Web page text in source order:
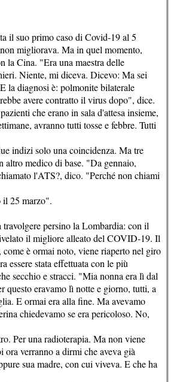
il suo primo caso di Covid-19 al 5
migliorava. Ma in quel momento,
la Cina. "Era una maestra delle
Niente, mi diceva. Dicevo: Ma sei
la diagnosi è: polmonite bilaterale
avere contratto il virus dopo", dice.
che erano in sala d'attesa insieme,
avranno tutti tosse e febbre. Tutti
indizi solo una coincidenza. Ma tre
altro medico di base. "Da gennaio,
l'ATS?, dico. "Perché non chiami
il 25 marzo".
persino la Lombardia: con il
il migliore alleato del COVID-19. Il
è ormai noto, viene riaperto nel giro
essere stata effettuata con le più
secchio e stracci. "Mia nonna era lì dal
questo eravamo lì notte e giorno, tutti, a
E ormai era alla fine. Ma avevamo
chiedevamo se era pericoloso. No,
Per una radioterapia. Ma non viene
verranno a dirmi che aveva già
sua madre, con cui viveva. E che ha